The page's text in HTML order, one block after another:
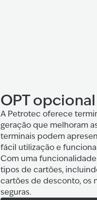
OPT opcional
A Petrotec oferece
geração que melhoram
terminais podem
fácil utilização e
Com uma
tipos de cartões,
cartões de desconto, os
seguras.